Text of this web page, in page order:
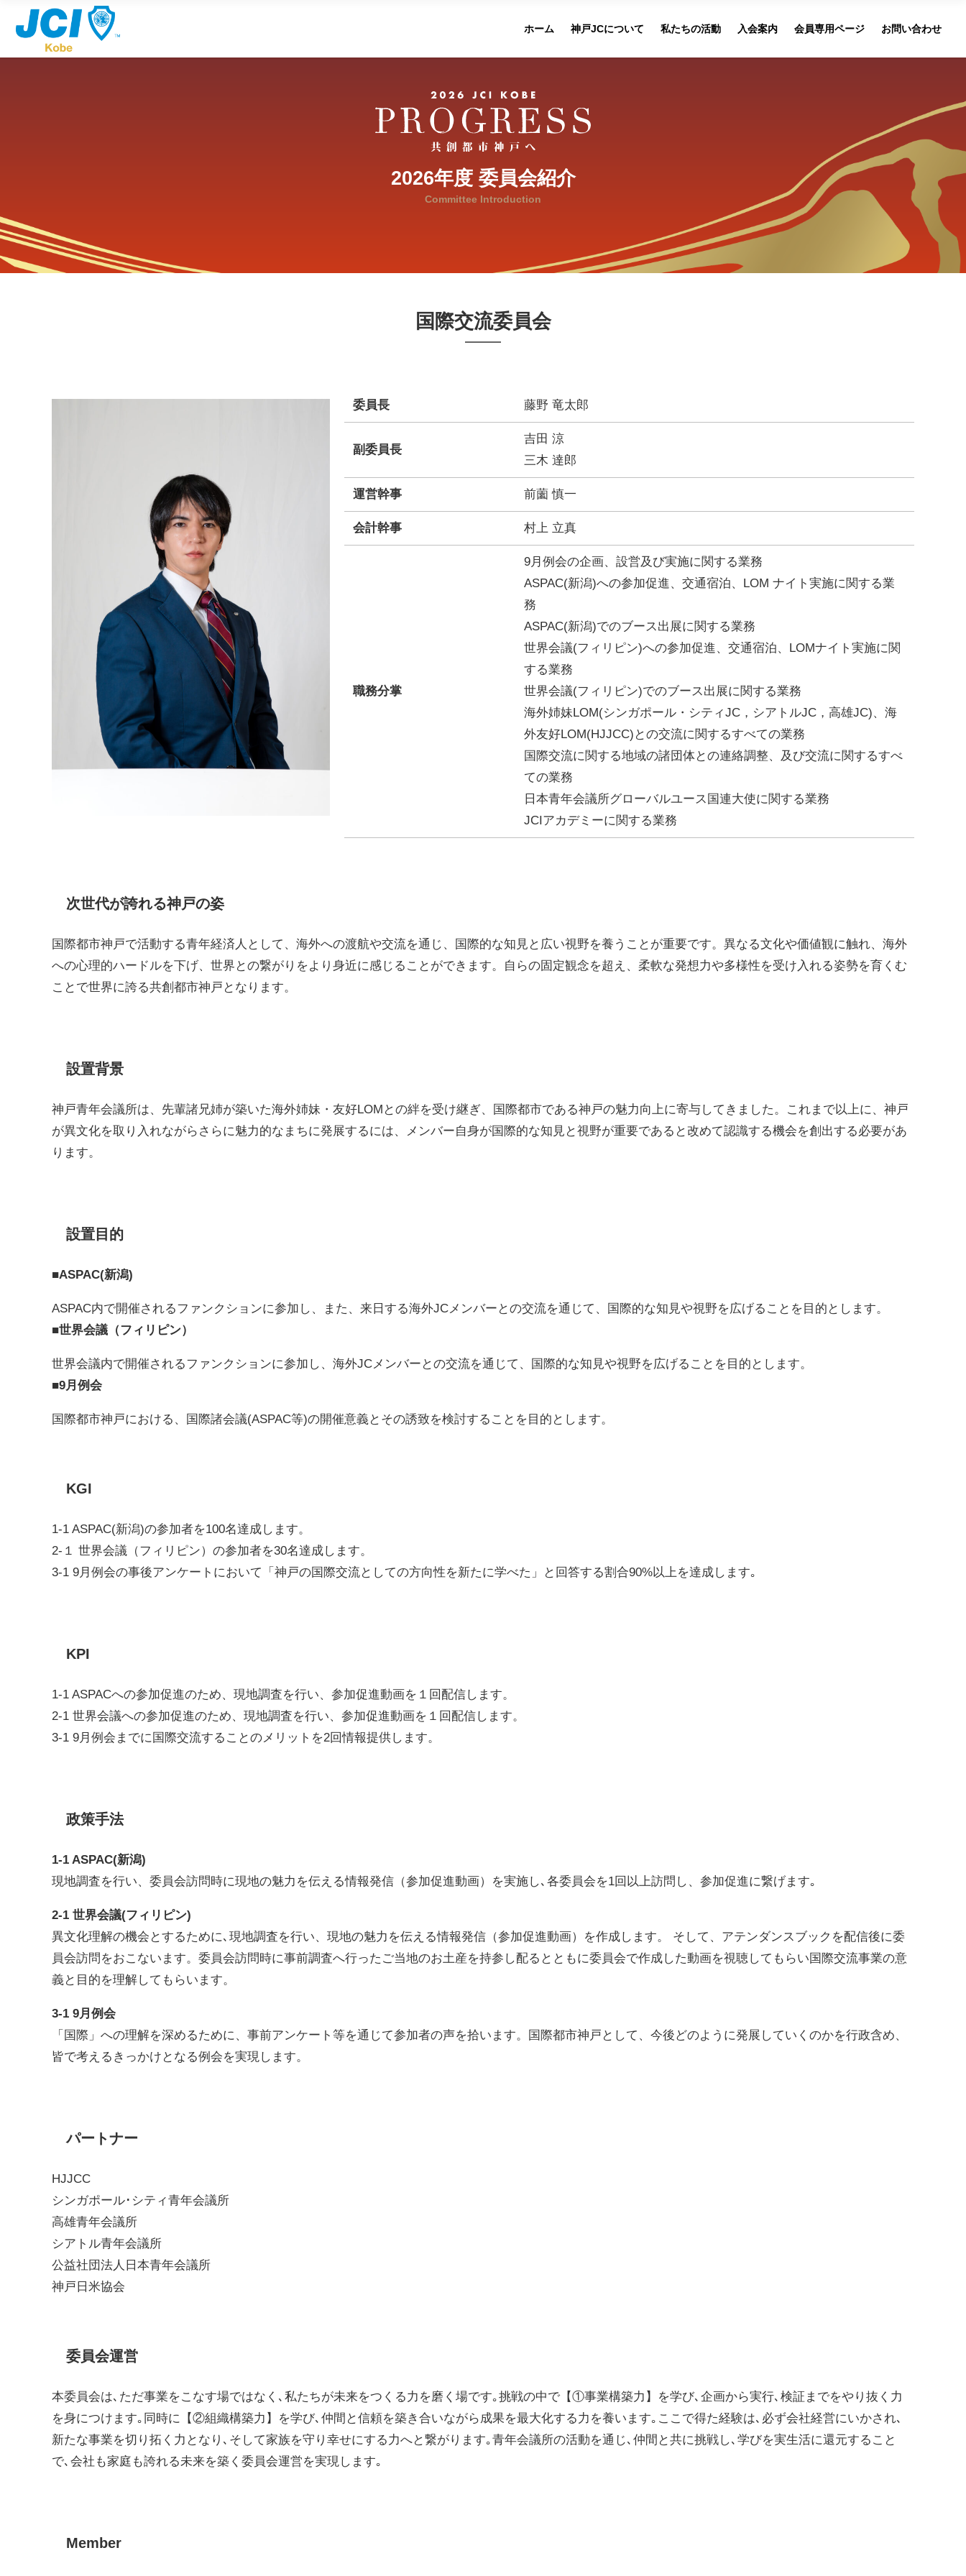
ホーム 神戸JCについて 私たちの活動 入会案内 会員専用ページ お問い合わせ
2026年度 委員会紹介
Committee Introduction
国際交流委員会
委員長 藤野 竜太郎
副委員長
吉田 涼
三木 達郎
運営幹事 前薗 慎一
会計幹事 村上 立真
職務分掌
9月例会の企画、設営及び実施に関する業務
ASPAC(新潟)への参加促進、交通宿泊、LOM ナイト実施に関する業
務
ASPAC(新潟)でのブース出展に関する業務
世界会議(フィリピン)への参加促進、交通宿泊、LOMナイト実施に関
する業務
世界会議(フィリピン)でのブース出展に関する業務
海外姉妹LOM(シンガポール・シティJC，シアトルJC，高雄JC)、海
外友好LOM(HJJCC)との交流に関するすべての業務
国際交流に関する地域の諸団体との連絡調整、及び交流に関するすべ
ての業務
日本青年会議所グローバルユース国連大使に関する業務
JCIアカデミーに関する業務
次世代が誇れる神戸の姿
国際都市神戸で活動する青年経済人として、海外への渡航や交流を通じ、国際的な知見と広い視野を養うことが重要です。異なる文化や価値観に触れ、海外
への心理的ハードルを下げ、世界との繋がりをより身近に感じることができます。自らの固定観念を超え、柔軟な発想力や多様性を受け入れる姿勢を育くむ
ことで世界に誇る共創都市神戸となります。
設置背景
神戸青年会議所は、先輩諸兄姉が築いた海外姉妹・友好LOMとの絆を受け継ぎ、国際都市である神戸の魅力向上に寄与してきました。これまで以上に、神戸
が異文化を取り入れながらさらに魅力的なまちに発展するには、メンバー自身が国際的な知見と視野が重要であると改めて認識する機会を創出する必要があ
ります。
設置目的
■ASPAC(新潟)
ASPAC内で開催されるファンクションに参加し、また、来日する海外JCメンバーとの交流を通じて、国際的な知見や視野を広げることを目的とします。
■世界会議（フィリピン）
世界会議内で開催されるファンクションに参加し、海外JCメンバーとの交流を通じて、国際的な知見や視野を広げることを目的とします。
■9月例会
国際都市神戸における、国際諸会議(ASPAC等)の開催意義とその誘致を検討することを目的とします。
KGI
1-1 ASPAC(新潟)の参加者を100名達成します。
2-１ 世界会議（フィリピン）の参加者を30名達成します。
3-1 9月例会の事後アンケートにおいて「神戸の国際交流としての方向性を新たに学べた」と回答する割合90%以上を達成します｡
KPI
1-1 ASPACへの参加促進のため、現地調査を行い、参加促進動画を１回配信します。
2-1 世界会議への参加促進のため、現地調査を行い、参加促進動画を１回配信します。
3-1 9月例会までに国際交流することのメリットを2回情報提供します。
政策手法
1-1 ASPAC(新潟)
現地調査を行い、委員会訪問時に現地の魅力を伝える情報発信（参加促進動画）を実施し､各委員会を1回以上訪問し、参加促進に繋げます｡
2-1 世界会議(フィリピン)
異文化理解の機会とするために､現地調査を行い、現地の魅力を伝える情報発信（参加促進動画）を作成します。 そして、アテンダンスブックを配信後に委
員会訪問をおこないます。委員会訪問時に事前調査へ行ったご当地のお土産を持参し配るとともに委員会で作成した動画を視聴してもらい国際交流事業の意
義と目的を理解してもらいます。
3-1 9月例会
「国際」への理解を深めるために、事前アンケート等を通じて参加者の声を拾います。国際都市神戸として、今後どのように発展していくのかを行政含め、
皆で考えるきっかけとなる例会を実現します。
パートナー
HJJCC
シンガポール･シティ青年会議所
高雄青年会議所
シアトル青年会議所
公益社団法人日本青年会議所
神戸日米協会
委員会運営
本委員会は､ただ事業をこなす場ではなく､私たちが未来をつくる力を磨く場です｡挑戦の中で【①事業構築力】を学び､企画から実行､検証までをやり抜く力
を身につけます｡同時に【②組織構築力】を学び､仲間と信頼を築き合いながら成果を最大化する力を養います｡ここで得た経験は､必ず会社経営にいかされ､
新たな事業を切り拓く力となり､そして家族を守り幸せにする力へと繋がります｡青年会議所の活動を通じ､仲間と共に挑戦し､学びを実生活に還元すること
で､会社も家庭も誇れる未来を築く委員会運営を実現します｡
Member